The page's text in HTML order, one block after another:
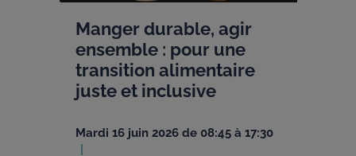
Manger durable, agir
ensemble : pour une
transition alimentaire
juste et inclusive
mardi 16 juin 2026 de 08:45 à 17:30